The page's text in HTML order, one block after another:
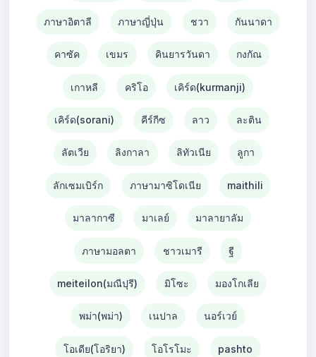
ภาษาอิตาลี ภาษาญี่ปุ่น ชวา กันนาดา
คาซัค เขมร คินยารวันดา กงกัณ
เกาหลี คริโอ เคิร์ด(kurmanji)
เคิร์ด(sorani) คีร์กีซ ลาว ละติน
ลัตเวีย ลิงกาลา ลิทัวเนีย ลูกา
ลักเซมเบิร์ก ภาษามาซิโดเนีย maithili
มาลากาซี มาเลย์ มาลายาลัม
ภาษามอลตา ชาวเมารี ฐี
meiteilon(มณีปุรี) มิโซะ มองโกเลีย
พม่า(พม่า) เนปาล นอร์เวย์
โอเดีย(โอริยา) โอโรโมะ pashto